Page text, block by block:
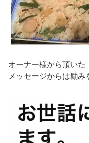
オーナー様から頂いた
メッセージからは励み